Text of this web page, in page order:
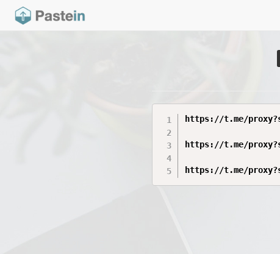
https://t.me/
https://t.me/
https://t.me/